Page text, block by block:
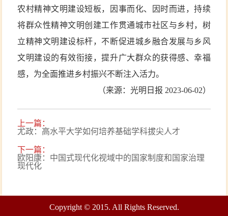
农村精神文明建设短板，因事而化、因时而进，持续
将群众性精神文明创建工作贯通城市社区与乡村，树
立精神文明建设标杆，不断促进城乡融合发展与乡风
文明建设的有效衔接，提升广大群众的获得感、幸福
感，为全面推进乡村振兴不断注入活力。
（来源：光明日报 2023-06-02）
上一篇：
尤政：高水平大学如何培养基础学科拔尖人才
下一篇：
欧阳康：中国式现代化视域中的国家制度和国家治理
现代化
Copyright © 2015. All Rights Reserved.